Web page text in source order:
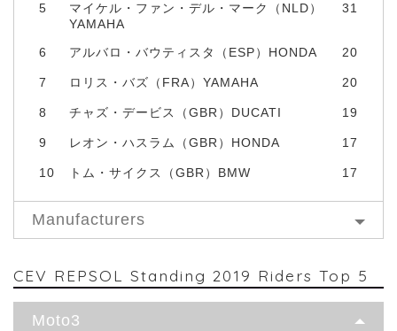
5
マイケル・ファン・デル・マーク（NLD）
YAMAHA
31
6 アルバロ・バウティスタ（ESP）HONDA 20
7 ロリス・バズ（FRA）YAMAHA 20
8 チャズ・デービス（GBR）DUCATI 19
9 レオン・ハスラム（GBR）HONDA 17
10 トム・サイクス（GBR）BMW 17
Manufacturers
CEV REPSOL Standing 2019 Riders Top 5
Moto3